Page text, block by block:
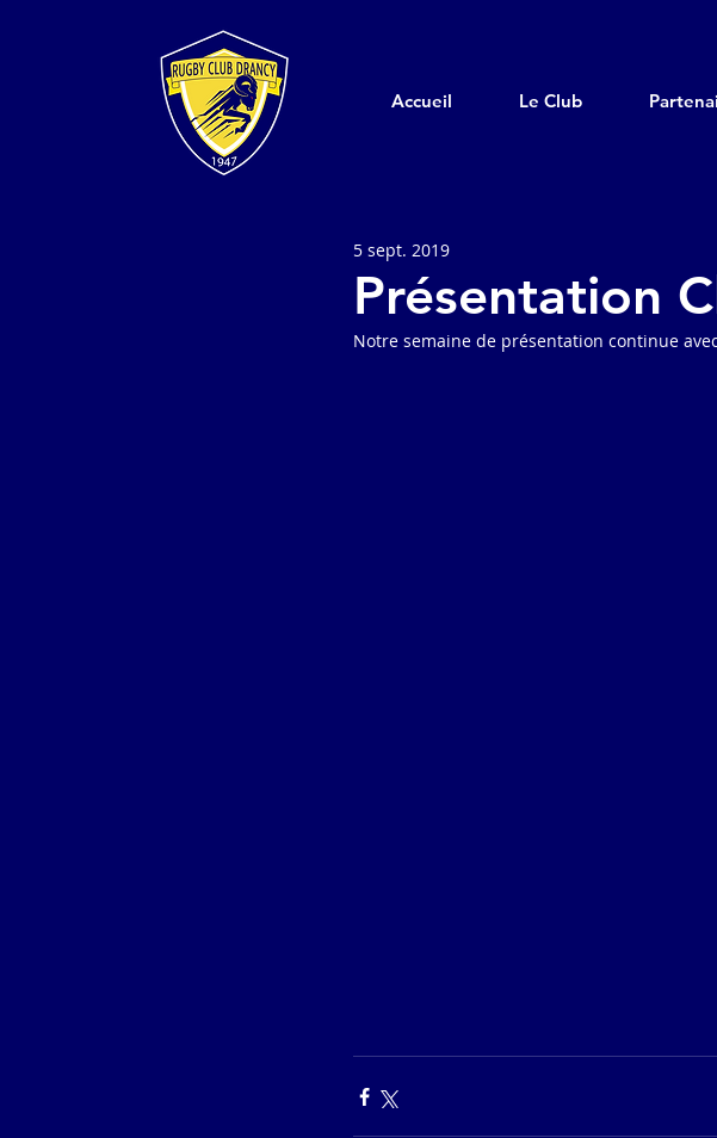
Accueil Le Club
Présentation
5 sept. 2019
Notre semaine de présentation continue